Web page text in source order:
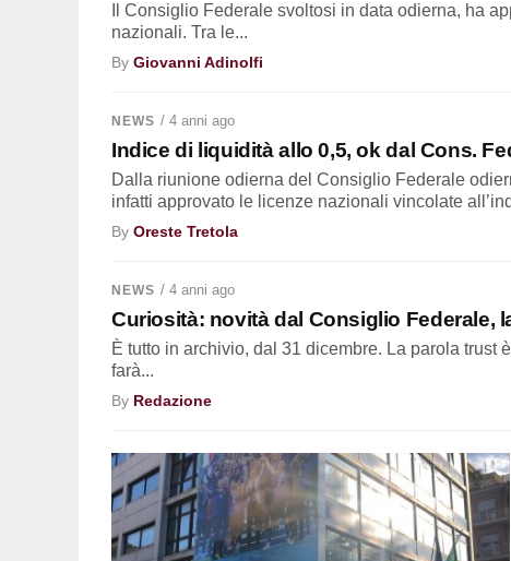
Il Consiglio Federale svoltosi in data odierna, ha
nazionali. Tra le...
By Giovanni Adinolfi
NEWS / 4 anni ago
Indice di liquidità allo 0,5, ok dal Cons.
Dalla riunione odierna del Consiglio Federale
infatti approvato le licenze nazionali vincolate
By Oreste Tretola
NEWS / 4 anni ago
Curiosità: novità dal Consiglio Federale,
È tutto in archivio, dal 31 dicembre. La parola
farà...
By Redazione